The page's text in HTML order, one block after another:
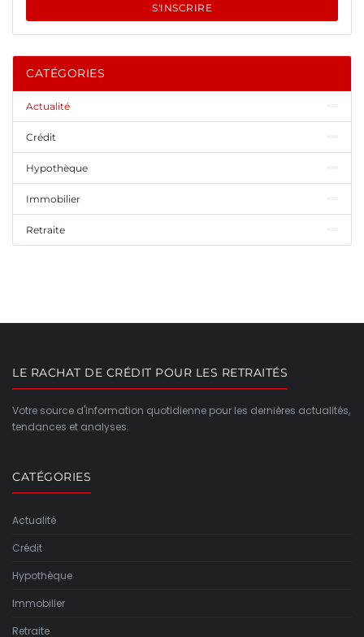
S'INSCRIRE
CATÉGORIES
Actualité
Crédit
Hypothèque
Immobilier
Retraite
LE RACHAT DE CRÉDIT POUR LES RETRAITÉS
Votre source d'information quotidienne pour les dernières actualités,
tendances et analyses.
CATÉGORIES
Actualité
Crédit
Hypothèque
Immobilier
Retraite